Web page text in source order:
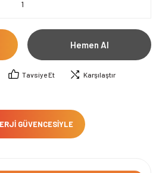
Hemen Al
Tavsiye Et Karşılaştır
GÜVENCESİYLE